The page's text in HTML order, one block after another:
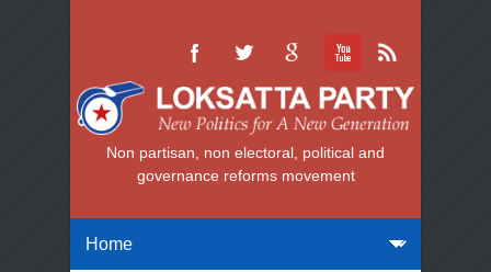
Non partisan, non electoral, political and
governance reforms movement